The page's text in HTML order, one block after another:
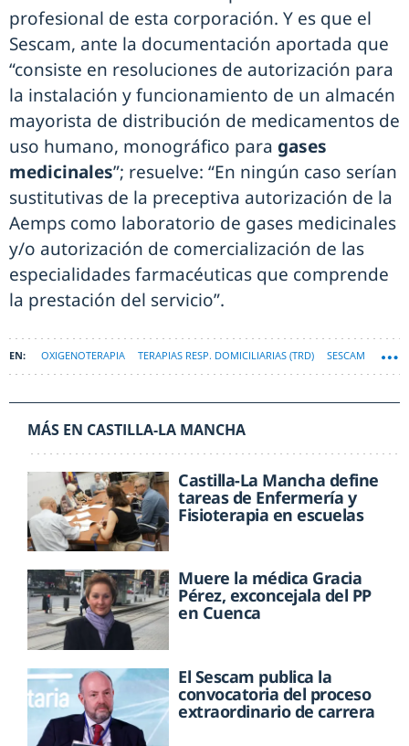
profesional de esta corporación. Y es que el
Sescam, ante la documentación aportada que
“consiste en resoluciones de autorización para
la instalación y funcionamiento de un almacén
mayorista de distribución de medicamentos de
uso humano, monográfico para gases
medicinales”; resuelve: “En ningún caso serían
sustitutivas de la preceptiva autorización de la
Aemps como laboratorio de gases medicinales
y/o autorización de comercialización de las
especialidades farmacéuticas que comprende
la prestación del servicio”.
OXIGENOTERAPIA TERAPIAS RESP. DOMICILIARIAS (TRD) SESCAM
MÁS EN CASTILLA-LA MANCHA
Castilla-La Mancha define
tareas de Enfermería y
Fisioterapia en escuelas
Muere la médica Gracia
Pérez, exconcejala del PP
en Cuenca
El Sescam publica la
convocatoria del proceso
extraordinario de carrera